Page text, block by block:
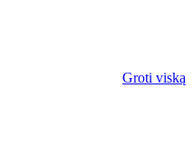
Groti viską